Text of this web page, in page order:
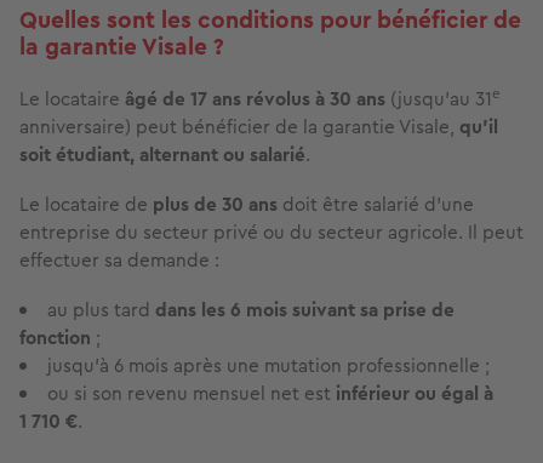
Quelles sont les conditions pour bénéficier de
la garantie Visale ?
Le locataire âgé de 17 ans révolus à 30 ans (jusqu’au 31e
anniversaire) peut bénéficier de la garantie Visale, qu’il
soit étudiant, alternant ou salarié.
Le locataire de plus de 30 ans doit être salarié d’une
entreprise du secteur privé ou du secteur agricole. Il peut
effectuer sa demande :
au plus tard dans les 6 mois suivant sa prise de
fonction ;
jusqu’à 6 mois après une mutation professionnelle ;
ou si son revenu mensuel net est inférieur ou égal à
1 710 €.